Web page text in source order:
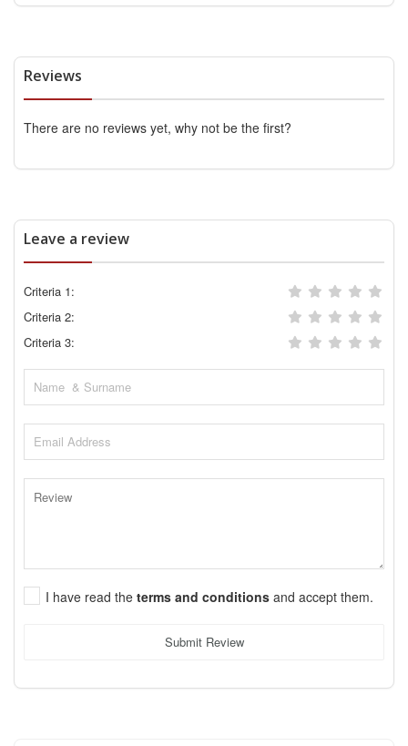
Reviews
There are no reviews yet, why not be the first?
Leave a review
Criteria 1:
Criteria 2:
Criteria 3:
I have read the terms and conditions and accept them.
Submit Review